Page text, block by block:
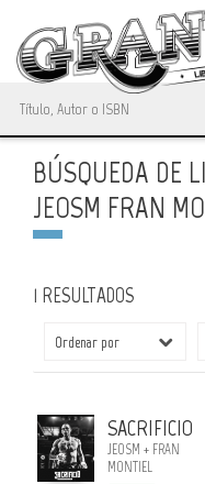
BÚSQUEDA DE
JEOSM FRAN
1 RESULTADOS
SACRIFICIO
JEOSM + FRAN
MONTIEL